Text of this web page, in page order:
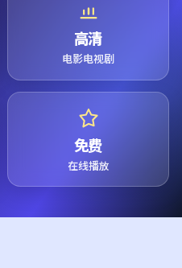
高清
电影电视剧
免费
在线播放